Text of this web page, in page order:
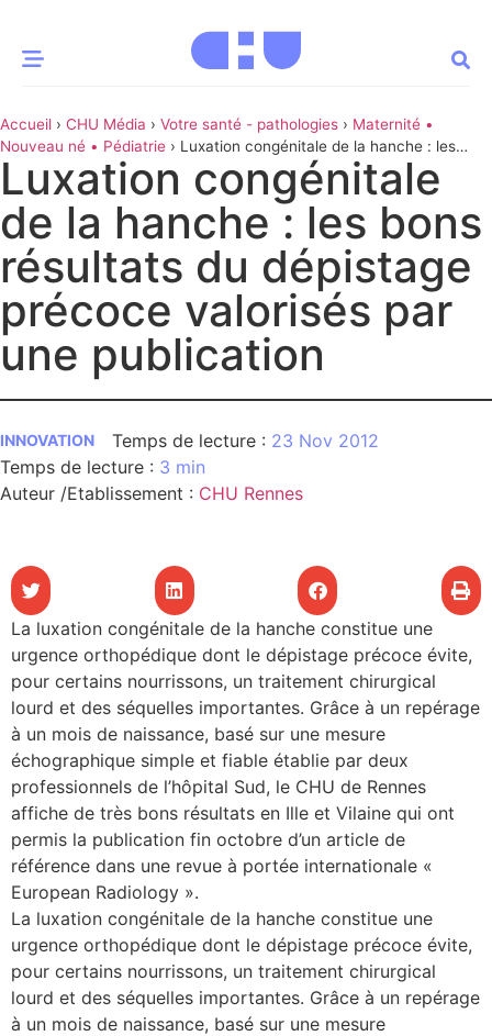
MOMENT
Innovation
& patrimoine Patient
nous
ce qu’un CHU ?
des CHU
santé
santé
au CHU
& patrimoine
Accueil › CHU Média › Votre santé - pathologies › Maternité •
Nouveau né • Pédiatrie › Luxation congénitale de la hanche : les
bons résultats du dépistage précoce valorisés par une publication
Luxation congénitale
de la hanche : les bons
résultats du dépistage
précoce valorisés par
une publication
INNOVATION
23 Nov 2012
3 min
Auteur /Etablissement : CHU Rennes
La luxation congénitale de la hanche constitue une
urgence orthopédique dont le dépistage précoce évite,
pour certains nourrissons, un traitement chirurgical
lourd et des séquelles importantes. Grâce à un repérage
à un mois de naissance, basé sur une mesure
échographique simple et fiable établie par deux
professionnels de l’hôpital Sud, le CHU de Rennes
affiche de très bons résultats en Ille et Vilaine qui ont
permis la publication fin octobre d’un article de
référence dans une revue à portée internationale «
European Radiology ».
La luxation congénitale de la hanche constitue une
urgence orthopédique dont le dépistage précoce évite,
pour certains nourrissons, un traitement chirurgical
lourd et des séquelles importantes. Grâce à un repérage
à un mois de naissance, basé sur une mesure